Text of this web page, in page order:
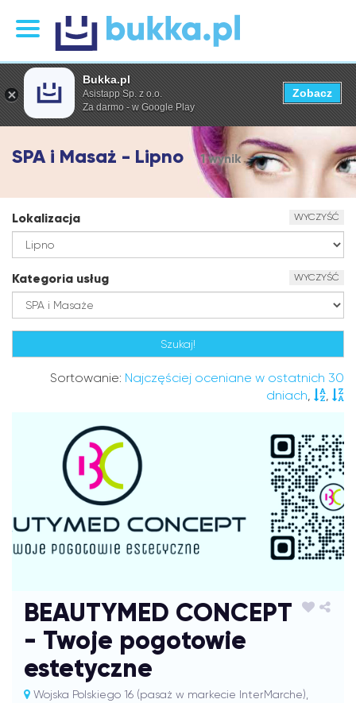
SPA i Masaż - Lipno 1 wynik
Lokalizacja WYCZYŚĆ
Kategoria usług WYCZYŚĆ
Sortowanie: Najczęściej oceniane w ostatnich 30
dniach, ,
BEAUTYMED CONCEPT
- Twoje pogotowie
estetyczne
Wojska Polskiego 16 (pasaż w markecie InterMarche),
Bukka.pl
Asistapp Sp. z o.o.
Za darmo - w Google Play
Zobacz